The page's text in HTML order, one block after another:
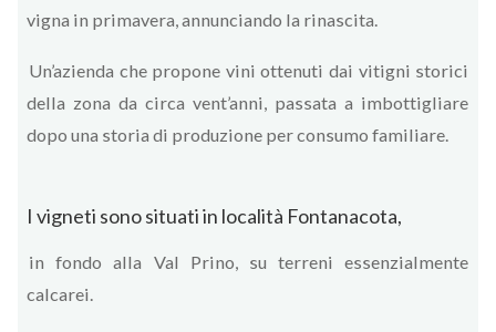
vigna in primavera, annunciando la rinascita.
Un’azienda che propone vini ottenuti dai vitigni storici
della zona da circa vent’anni, passata a imbottigliare
dopo una storia di produzione per consumo familiare.
I vigneti sono situati in località Fontanacota,
in fondo alla Val Prino, su terreni essenzialmente
calcarei.